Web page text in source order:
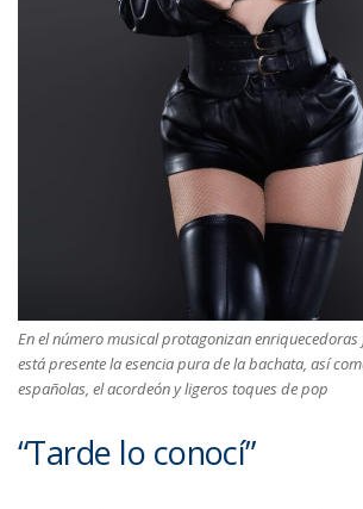
En el número musical protagonizan enriquecedoras
está presente la esencia pura de la bachata, así
españolas, el acordeón y ligeros toques de pop
“Tarde lo conocí”